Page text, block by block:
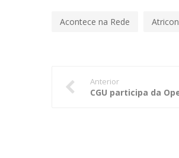
Acontece na Rede Atricon
Anterior